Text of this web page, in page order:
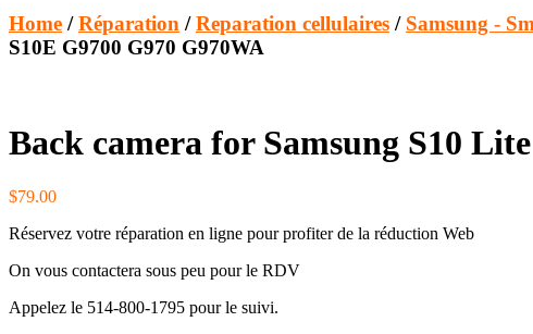
Home /Réparation /Reparation cellulaires / Samsung -
S10E G9700 G970 G970WA
Back camera for Samsung S10
$79.00
Réservez votre réparation en ligne pour profiter de la réduction Web
On vous contactera sous peu pour le RDV
Appelez le 514-800-1795 pour le suivi.